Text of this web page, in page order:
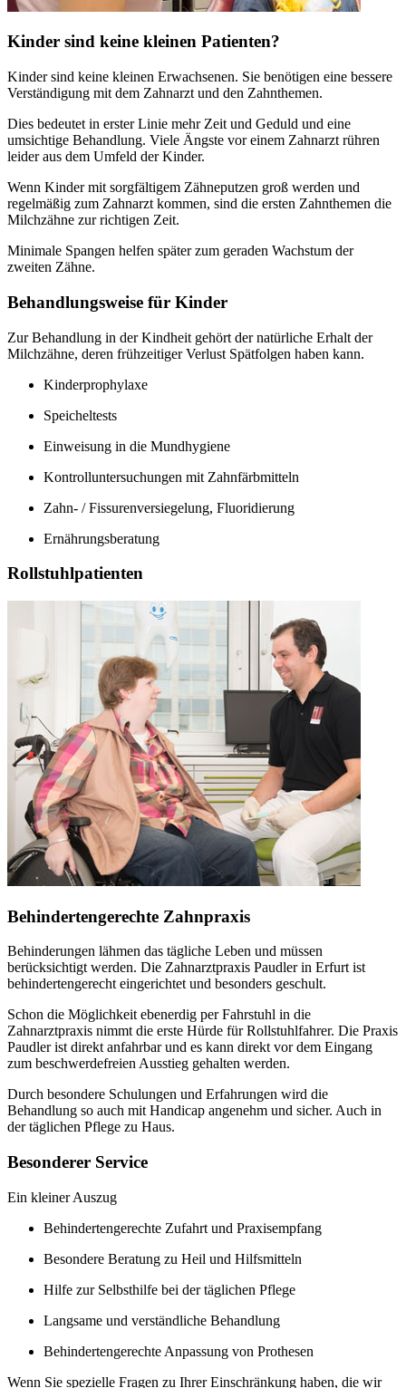
Kinder sind keine kleinen Patienten?
Kinder sind keine kleinen Erwachsenen. Sie benötigen eine bessere
Verständigung mit dem Zahnarzt und den Zahnthemen.
Dies bedeutet in erster Linie mehr Zeit und Geduld und eine
umsichtige Behandlung. Viele Ängste vor einem Zahnarzt rühren
leider aus dem Umfeld der Kinder.
Wenn Kinder mit sorgfältigem Zähneputzen groß werden und
regelmäßig zum Zahnarzt kommen, sind die ersten Zahnthemen die
Milchzähne zur richtigen Zeit.
Minimale Spangen helfen später zum geraden Wachstum der
zweiten Zähne.
Behandlungsweise für Kinder
Zur Behandlung in der Kindheit gehört der natürliche Erhalt der
Milchzähne, deren frühzeitiger Verlust Spätfolgen haben kann.
Kinderprophylaxe
Speicheltests
Einweisung in die Mundhygiene
Kontrolluntersuchungen mit Zahnfärbmitteln
Zahn- / Fissurenversiegelung, Fluoridierung
Ernährungsberatung
Rollstuhlpatienten
Behindertengerechte Zahnpraxis
Behinderungen lähmen das tägliche Leben und müssen
berücksichtigt werden. Die Zahnarztpraxis Paudler in Erfurt ist
behindertengerecht eingerichtet und besonders geschult.
Schon die Möglichkeit ebenerdig per Fahrstuhl in die
Zahnarztpraxis nimmt die erste Hürde für Rollstuhlfahrer. Die Praxis
Paudler ist direkt anfahrbar und es kann direkt vor dem Eingang
zum beschwerdefreien Ausstieg gehalten werden.
Durch besondere Schulungen und Erfahrungen wird die
Behandlung so auch mit Handicap angenehm und sicher. Auch in
der täglichen Pflege zu Haus.
Besonderer Service
Ein kleiner Auszug
Behindertengerechte Zufahrt und Praxisempfang
Besondere Beratung zu Heil und Hilfsmitteln
Hilfe zur Selbsthilfe bei der täglichen Pflege
Langsame und verständliche Behandlung
Behindertengerechte Anpassung von Prothesen
Wenn Sie spezielle Fragen zu Ihrer Einschränkung haben, die wir